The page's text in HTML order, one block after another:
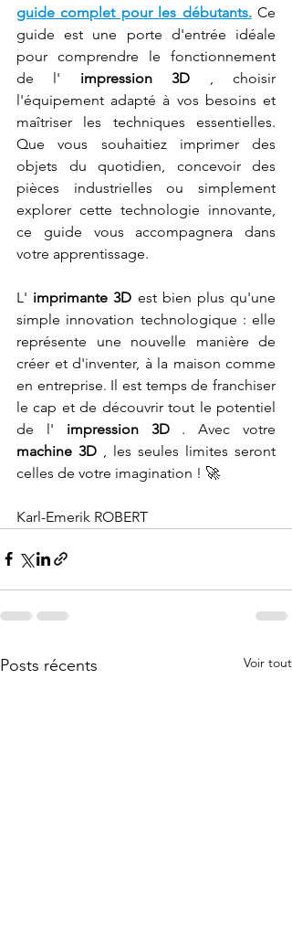
guide complet pour les débutants. Ce
guide est une porte d'entrée idéale
pour comprendre le fonctionnement
de l' impression 3D , choisir
l'équipement adapté à vos besoins et
maîtriser les techniques essentielles.
Que vous souhaitiez imprimer des
objets du quotidien, concevoir des
pièces industrielles ou simplement
explorer cette technologie innovante,
ce guide vous accompagnera dans
votre apprentissage.
L' imprimante 3D est bien plus qu'une
simple innovation technologique : elle
représente une nouvelle manière de
créer et d'inventer, à la maison comme
en entreprise. Il est temps de franchiser
le cap et de découvrir tout le potentiel
de l' impression 3D
machine 3D , les seules limites seront
celles de votre imagination ! 🚀
Karl-Emerik ROBERT
Posts récents Voir tout